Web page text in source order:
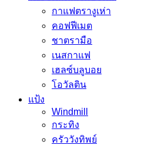
กาแฟตรางูเห่า
คอฟฟีเมต
ชาตรามือ
เนสกาแฟ
เฮลซ์บลูบอย
โอวัลติน
แป้ง
Windmill
กระทิง
ครัววังทิพย์